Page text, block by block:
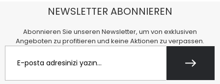
NEWSLETTER ABONNIEREN
Abonnieren Sie unseren Newsletter, um von exklusiven
Angeboten zu profitieren und keine Aktionen zu verpassen.